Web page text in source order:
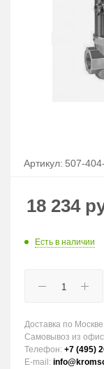
Артикул: 507-
18 234
Есть в наличии
Доставка по
Самовывоз из
Телефон: +7 (495)
E-mail: